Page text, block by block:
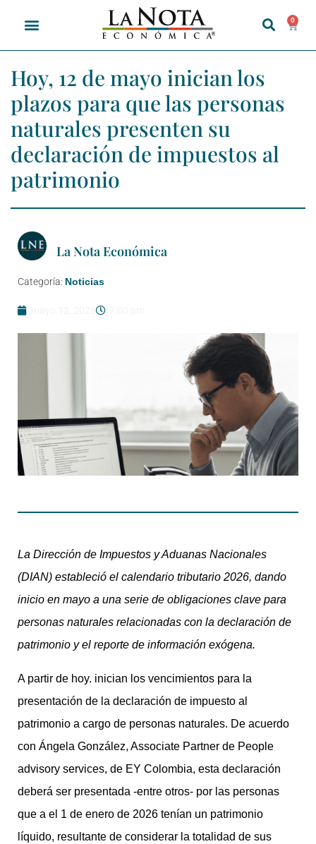
0
Hoy, 12 de mayo inician los
plazos para que las personas
naturales presenten su
declaración de impuestos al
patrimonio
La Nota Económica
Categoría: Noticias
La Dirección de Impuestos y Aduanas Nacionales
(DIAN) estableció el calendario tributario 2026, dando
inicio en mayo a una serie de obligaciones clave para
personas naturales relacionadas con la declaración de
patrimonio y el reporte de información exógena.
A partir de hoy. inician los vencimientos para la
presentación de la declaración de impuesto al
patrimonio a cargo de personas naturales. De acuerdo
con Ángela González, Associate Partner de People
advisory services, de EY Colombia, esta declaración
deberá ser presentada -entre otros- por las personas
que a el 1 de enero de 2026 tenían un patrimonio
líquido, resultante de considerar la totalidad de sus